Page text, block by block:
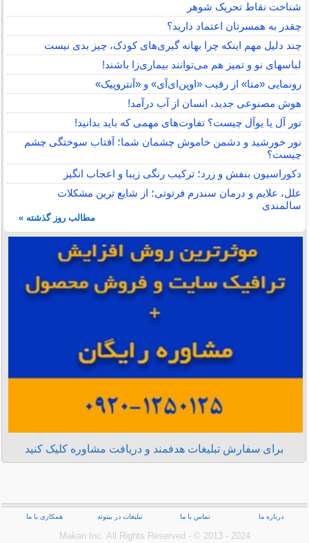
شناخت نقاط تحریک شوهر
چقدر به همسرتان اعتماد دارید؟
چند دلیل مهم اینکه چرا بهانه گیری‌های کودک، چیز بدی نیست
لباس‎های نو و تمیز هم می‌توانند بیماری‌زا باشند!
رونمایی «متا» از رقیب «اوپن‌ای‌آی» و «آنتروپیک»
هوش مصنوعی جدید، انسان از آب درآمد!
تور آل یا یوآل چیست؟ تفاوت‌های مهمی که باید بدانید!
نور خورشید و دشمن خاموش چشمان شما؛ آفتاب سوختگی چشم
چیست؟
دکوراسیون بنفش و زرد؛ ترکیب رنگی زیبا و اعجاب انگیز
علل، علایم و درمان سندرم فرتوتی؛ از شایع ترین مشکلات
سالمندی
مطالب روز گذشته »
برای سفارش تبلیغات هدفمند و دریافت مشاوره کلیک کنید
درباره ما تماس با ما تبلیغات در بیتوته همکاری با ما
Makan Inc.‎ All Rights Reserved - © 2013 - 2024